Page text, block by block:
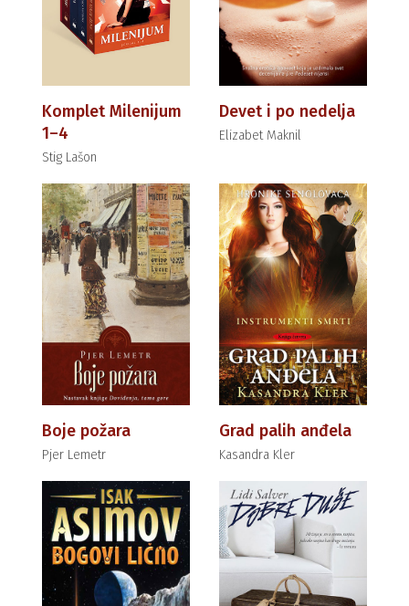
Komplet Milenijum
1–4
Stig Lašon
Devet i po nedelja
Elizabet Maknil
Boje požara
Pjer Lemetr
Grad palih anđela
Kasandra Kler